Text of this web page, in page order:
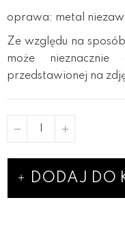
oprawa: metal
Ze względu na
może
przedstawionej na
DODAJ DO